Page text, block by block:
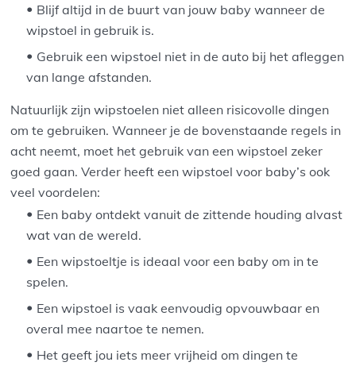
Blijf altijd in de buurt van jouw baby wanneer de
wipstoel in gebruik is.
Gebruik een wipstoel niet in de auto bij het afleggen
van lange afstanden.
Natuurlijk zijn wipstoelen niet alleen risicovolle dingen
om te gebruiken. Wanneer je de bovenstaande regels in
acht neemt, moet het gebruik van een wipstoel zeker
goed gaan. Verder heeft een wipstoel voor baby’s ook
veel voordelen:
Een baby ontdekt vanuit de zittende houding alvast
wat van de wereld.
Een wipstoeltje is ideaal voor een baby om in te
spelen.
Een wipstoel is vaak eenvoudig opvouwbaar en
overal mee naartoe te nemen.
Het geeft jou iets meer vrijheid om dingen te